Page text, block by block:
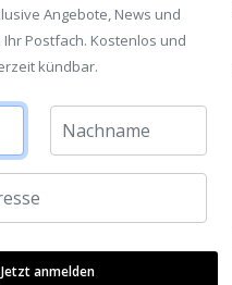
Angebote, News und
Postfach. Kostenlos und
kündbar.
Jetzt anmelden